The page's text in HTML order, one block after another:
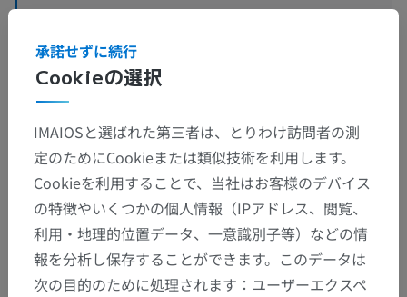
せん
動物の比較解剖学
翻訳
Cookieの選択
承諾せずに続行
IMAIOSと選ばれた第三者は、とりわけ訪問者の測
定のためにCookieまたは類似技術を利用します。
Cookieを利用することで、当社はお客様のデバイス
の特徴やいくつかの個人情報（IPアドレス、閲覧、
利用・地理的位置データ、一意識別子等）などの情
報を分析し保存することができます。このデータは
次の目的のために処理されます：ユーザーエクスペ